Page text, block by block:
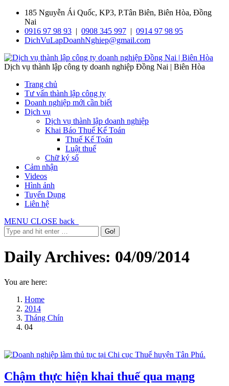
185 Nguyễn Ái Quốc, KP3, P.Tân Biên, Biên Hòa, Đồng
Nai
0916 97 98 93 | 0908 345 997 | 0914 97 98 95
DichVuLapDoanhNghiep@gmail.com
Dịch vụ thành lập công ty doanh nghiệp Đồng Nai | Biên Hòa
Trang chủ
Tư vấn thành lập công ty
Doanh nghiệp mới cần biết
Dịch vụ
Dịch vụ thành lập doanh nghiệp
Khai Báo Thuế Kế Toán
Thuế Kế Toán
Luật thuế
Chữ ký số
Cảm nhận
Videos
Hình ảnh
Tuyển Dụng
Liên hệ
MENU CLOSE back
Daily Archives: 04/09/2014
You are here:
Home
2014
Tháng Chín
04
Chậm thực hiện khai thuế qua mạng